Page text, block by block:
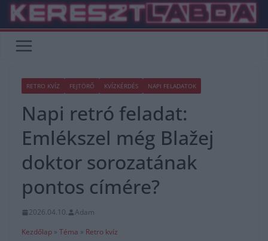
Skip
content
RETRO KVÍZ FEJTÖRŐ KVÍZKÉRDÉS NAPI FELADATOK
Napi retró feladat:
Emlékszel még Blažej
doktor sorozatának
pontos címére?
2026.04.10.
Adam
Kezdőlap » Téma » Retro kvíz